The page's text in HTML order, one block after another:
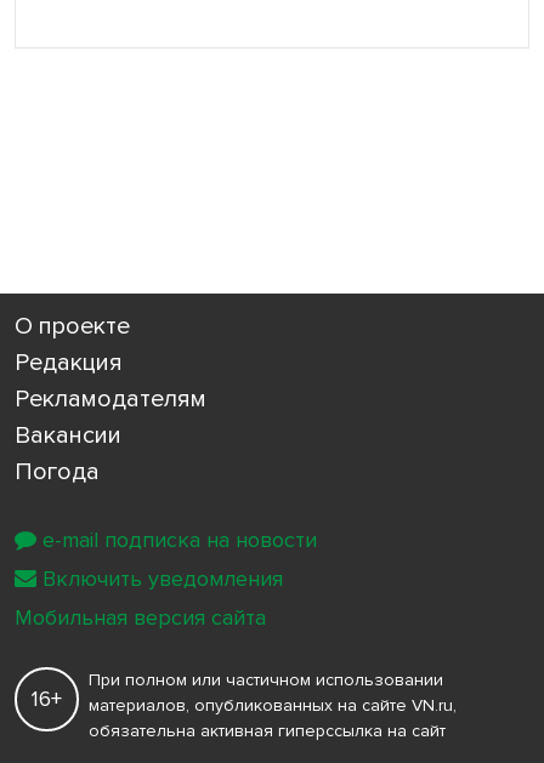
О проекте
Редакция
Рекламодателям
Вакансии
Погода
16+
При полном или частичном использовании
материалов, опубликованных на сайте VN.ru,
обязательна активная гиперссылка на сайт
e-mail подписка на новости
Включить уведомления
Мобильная версия сайта